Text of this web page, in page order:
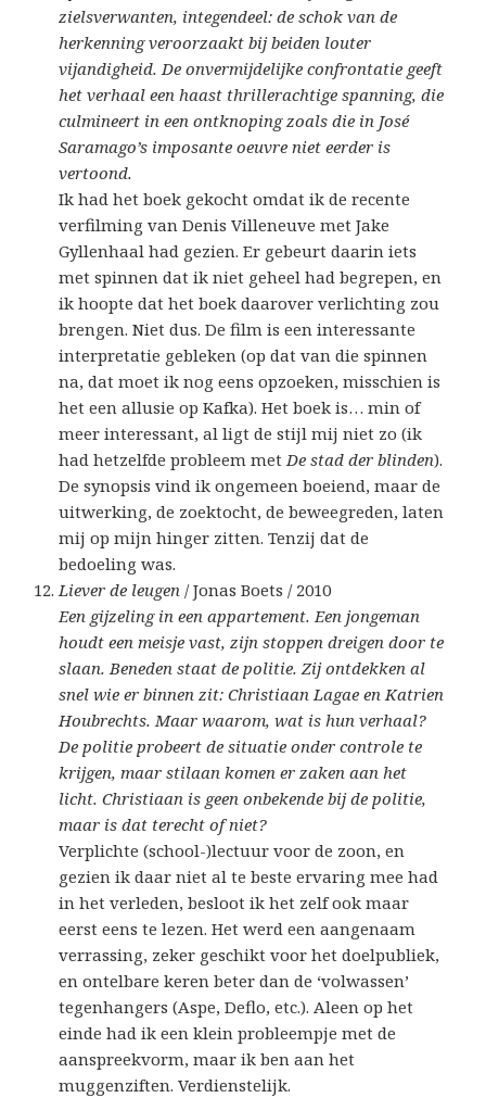
zielsverwanten, integendeel: de schok van de
herkenning veroorzaakt bij beiden louter
vijandigheid. De onvermijdelijke confrontatie geeft
het verhaal een haast thrillerachtige spanning, die
culmineert in een ontknoping zoals die in José
Saramago’s imposante oeuvre niet eerder is
vertoond.
Ik had het boek gekocht omdat ik de recente
verfilming van Denis Villeneuve met Jake
Gyllenhaal had gezien. Er gebeurt daarin iets
met spinnen dat ik niet geheel had begrepen, en
ik hoopte dat het boek daarover verlichting zou
brengen. Niet dus. De film is een interessante
interpretatie gebleken (op dat van die spinnen
na, dat moet ik nog eens opzoeken, misschien is
het een allusie op Kafka). Het boek is… min of
meer interessant, al ligt de stijl mij niet zo (ik
had hetzelfde probleem metDe stad der blinden).
De synopsis vind ik ongemeen boeiend, maar de
uitwerking, de zoektocht, de beweegreden, laten
mij op mijn hinger zitten. Tenzij dat de
bedoeling was.
Liever de leugen / Jonas Boets / 2010
Een gijzeling in een appartement. Een jongeman
houdt een meisje vast, zijn stoppen dreigen door te
slaan. Beneden staat de politie. Zij ontdekken al
snel wie er binnen zit: Christiaan Lagae en Katrien
Houbrechts. Maar waarom, wat is hun verhaal?
De politie probeert de situatie onder controle te
krijgen, maar stilaan komen er zaken aan het
licht. Christiaan is geen onbekende bij de politie,
maar is dat terecht of niet?
Verplichte (school-)lectuur voor de zoon, en
gezien ik daar niet al te beste ervaring mee had
in het verleden, besloot ik het zelf ook maar
eerst eens te lezen. Het werd een aangenaam
verrassing, zeker geschikt voor het doelpubliek,
en ontelbare keren beter dan de ‘volwassen’
tegenhangers (Aspe, Deflo, etc.). Aleen op het
einde had ik een klein probleempje met de
aanspreekvorm, maar ik ben aan het
muggenziften. Verdienstelijk.